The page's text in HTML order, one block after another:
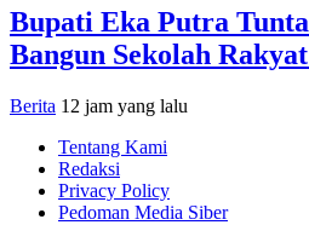
Bupati Eka Putra
Bangun Sekolah
Berita 12 jam yang lalu
Tentang Kami
Redaksi
Privacy Policy
Pedoman Media Siber